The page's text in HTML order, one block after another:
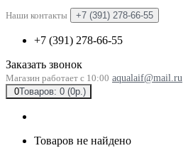
Наши контакты +7 (391) 278-66-55
+7 (391) 278-66-55
Заказать звонок
Магазин работает с 10:00 aqualaif@mail.ru
0Товаров: 0 (0р.)
Товаров не найдено